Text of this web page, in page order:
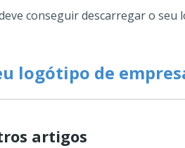
conseguir descarregar o
logótipo de
artigos